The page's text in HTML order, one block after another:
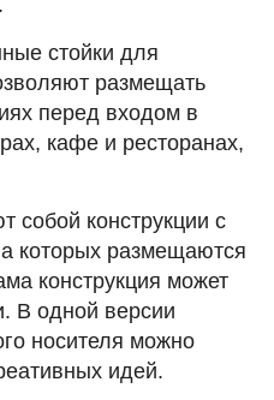
стойки для
размещать
перед входом в
кафе и ресторанах,
собой конструкции с
которых размещаются
конструкция может
В одной версии
носителя можно
идей.